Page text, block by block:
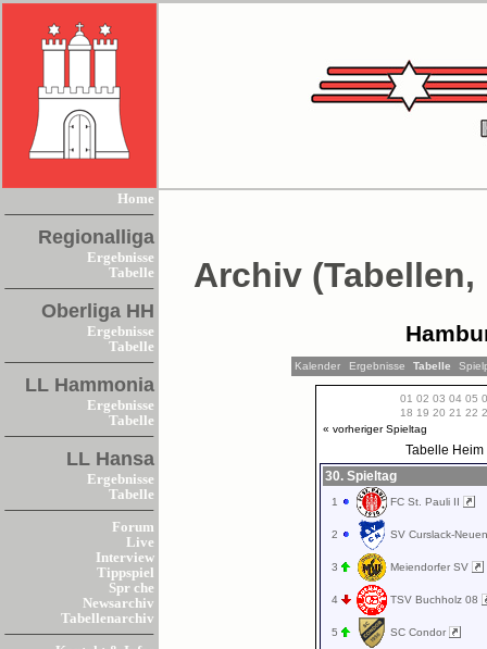
Home
Regionalliga
Ergebnisse
Tabelle
Oberliga HH
Ergebnisse
Tabelle
LL Hammonia
Ergebnisse
Tabelle
LL Hansa
Ergebnisse
Tabelle
Forum
Live
Interview
Tippspiel
Spr che
Newsarchiv
Tabellenarchiv
Archiv
Kalender Ergebnisse Tabelle
01 02 03 04 05
18 19 20 21 22
« vorheriger Spieltag
Tabelle Heim
30. Spieltag
1 FC St. Pauli II
2 SV Curslack-
3 Meiendorfer SV
4 TSV Buchholz 08
5 SC Condor